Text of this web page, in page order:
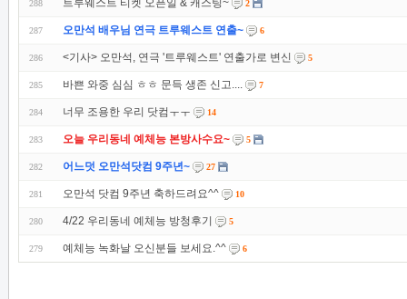
288 트루웨스트 티켓 오픈일 & 캐스팅~ 2
287 오만석 배우님 연극 트루웨스트 연출~ 6
286 <기사> 오만석, 연극 '트루웨스트' 연출가로 변신 5
285 바쁜 와중 심심 ㅎㅎ 문득 생존 신고.... 7
284 너무 조용한 우리 닷컴ㅜㅜ 14
283 오늘 우리동네 예체능 본방사수요~ 5
282 어느덧 오만석닷컴 9주년~ 27
281 오만석 닷컴 9주년 축하드려요^^ 10
280 4/22 우리동네 예체능 방청후기 5
279 예체능 녹화날 오신분들 보세요.^^ 6